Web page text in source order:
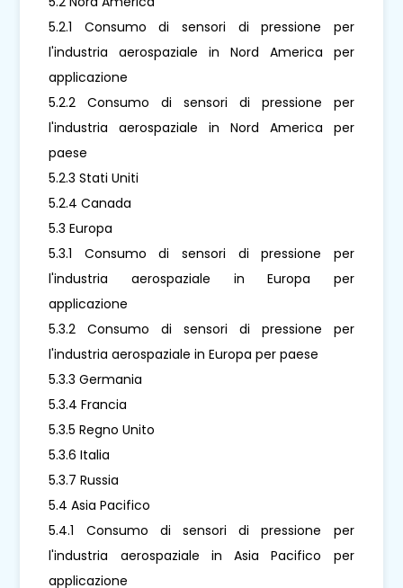
5.2.1 Consumo di sensori di pressione per
l'industria aerospaziale in Nord America per
applicazione
5.2.2 Consumo di sensori di pressione per
l'industria aerospaziale in Nord America per
paese
5.2.3 Stati Uniti
5.2.4 Canada
5.3 Europa
5.3.1 Consumo di sensori di pressione per
l'industria aerospaziale in Europa per
applicazione
5.3.2 Consumo di sensori di pressione per
l'industria aerospaziale in Europa per paese
5.3.3 Germania
5.3.4 Francia
5.3.5 Regno Unito
5.3.6 Italia
5.3.7 Russia
5.4 Asia Pacifico
5.4.1 Consumo di sensori di pressione per
l'industria aerospaziale in Asia Pacifico per
applicazione